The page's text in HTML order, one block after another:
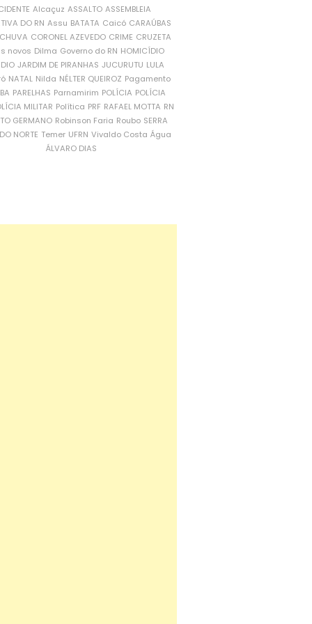
Alcaçuz ASSALTO ASSEMBLEIA
DO RN Assu BATATA Caicó CARAÚBAS
CORONEL AZEVEDO CRIME CRUZETA
novos Dilma Governo do RN HOMICÍDIO
JARDIM DE PIRANHAS JUCURUTU LULA
NATAL Nilda NÉLTER QUEIROZ Pagamento
PARELHAS Parnamirim POLÍCIA POLÍCIA
MILITAR Política PRF RAFAEL MOTTA RN
GERMANO Robinson Faria Roubo SERRA
NORTE Temer UFRN Vivaldo Costa Água
ÁLVARO DIAS